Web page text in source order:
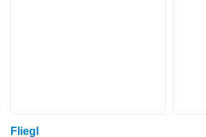
Fliegl